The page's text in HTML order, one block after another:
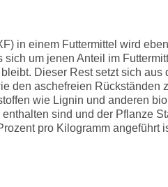
in einem Futtermittel wird
sich um jenen Anteil im
Dieser Rest setzt sich aus
den aschefreien Rückständen
wie Lignin und anderen
sind und der Pflanze
pro Kilogramm angeführt